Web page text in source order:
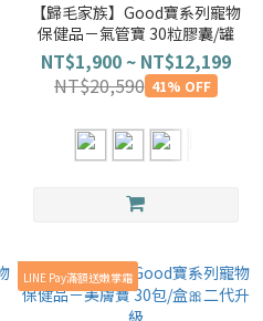
【歸毛家族】Good寶系列寵物
保健品－氣管寶 30粒膠囊/罐
NT$1,900 ~ NT$12,199
NT$20,590 41% OFF
LINE Pay滿額送嫩掌霜